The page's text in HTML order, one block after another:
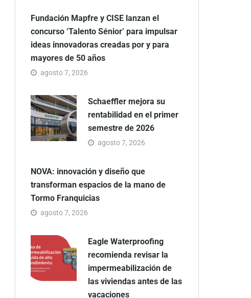
Fundación Mapfre y CISE lanzan el
concurso ‘Talento Sénior’ para impulsar
ideas innovadoras creadas por y para
mayores de 50 años
agosto 7, 2026
Schaeffler mejora su
rentabilidad en el primer
semestre de 2026
agosto 7, 2026
NOVA: innovación y diseño que
transforman espacios de la mano de
Tormo Franquicias
agosto 7, 2026
Eagle Waterproofing
recomienda revisar la
impermeabilización de
las viviendas antes de las
vacaciones